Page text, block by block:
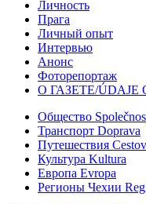
Личность
Прага
Личный опыт
Интервью
Анонс
Фоторепортаж
О ГАЗЕТЕ/ÚDAJE
Общество
Транспорт Doprava
Путешествия
Культура Kultura
Европа Evropa
Регионы Чехии